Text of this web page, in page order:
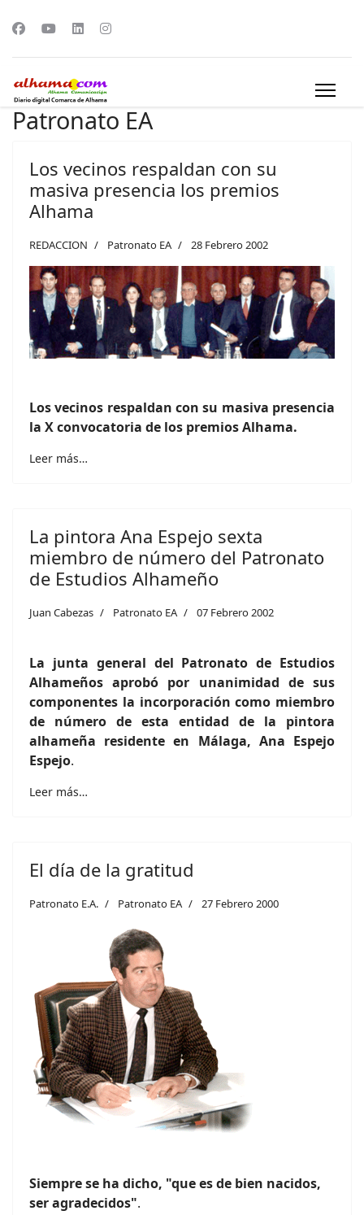
Patronato EA
Los vecinos respaldan con su
masiva presencia los premios
Alhama
REDACCION Patronato EA 28 Febrero 2002
Los vecinos respaldan con su masiva presencia
la X convocatoria de los premios Alhama.
Leer más…
La pintora Ana Espejo sexta
miembro de número del Patronato
de Estudios Alhameño
Juan Cabezas Patronato EA 07 Febrero 2002
La junta general del Patronato de Estudios
Alhameños aprobó por unanimidad de sus
componentes la incorporación como miembro
de número de esta entidad de la pintora
alhameña residente en Málaga, Ana Espejo
Espejo.
Leer más…
El día de la gratitud
Patronato E.A. Patronato EA 27 Febrero 2000
Siempre se ha dicho, "que es de bien nacidos,
ser agradecidos".